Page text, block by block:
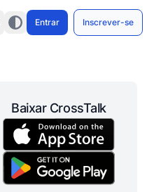
Entrar Inscrever-se
Baixar CrossTalk